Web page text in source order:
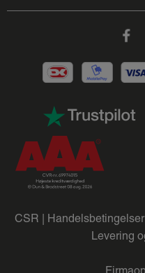
CSR |
Levering